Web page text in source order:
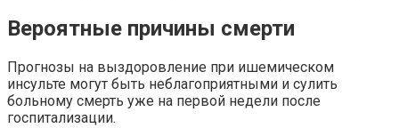
Вероятные причины смерти
Прогнозы на выздоровление при ишемическом
инсульте могут быть неблагоприятными и сулить
больному смерть уже на первой недели после
госпитализации.